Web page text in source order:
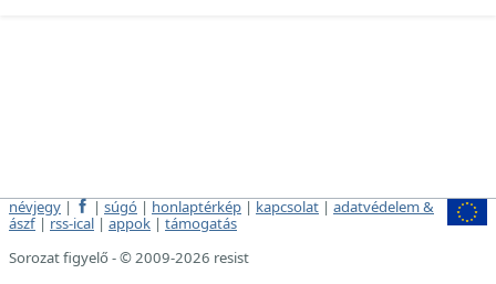
névjegy | | súgó | honlaptérkép | kapcsolat | adatvédelem &
ászf | rss-ical | appok | támogatás
Sorozat figyelő - © 2009-2026 resist